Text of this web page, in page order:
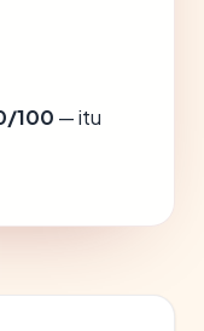
100 — itu